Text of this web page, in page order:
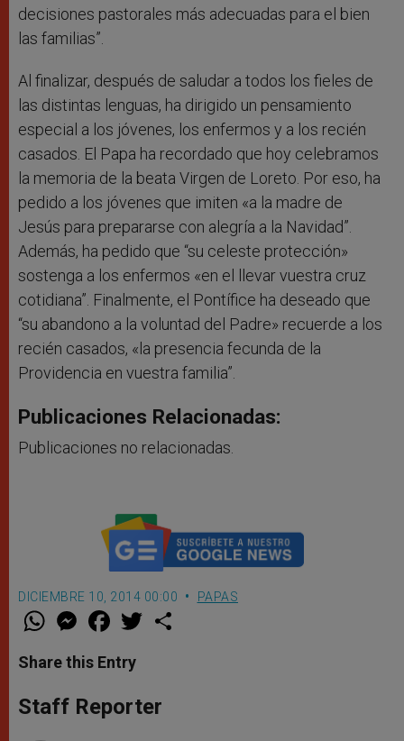
decisiones pastorales más adecuadas para el bien
las familias”.
Al finalizar, después de saludar a todos los fieles de
las distintas lenguas, ha dirigido un pensamiento
especial a los jóvenes, los enfermos y a los recién
casados. El Papa ha recordado que hoy celebramos
la memoria de la beata Virgen de Loreto. Por eso, ha
pedido a los jóvenes que imiten «a la madre de
Jesús para prepararse con alegría a la Navidad”.
Además, ha pedido que “su celeste protección»
sostenga a los enfermos «en el llevar vuestra cruz
cotidiana”. Finalmente, el Pontífice ha deseado que
“su abandono a la voluntad del Padre» recuerde a los
recién casados, «la presencia fecunda de la
Providencia en vuestra familia”.
Publicaciones Relacionadas:
Publicaciones no relacionadas.
DICIEMBRE 10, 2014 00:00 PAPAS
W
t
s
p
p
M
e
s
e
g
e
F
a
e
b
o
k
w
r
Share this Entry
Staff Reporter